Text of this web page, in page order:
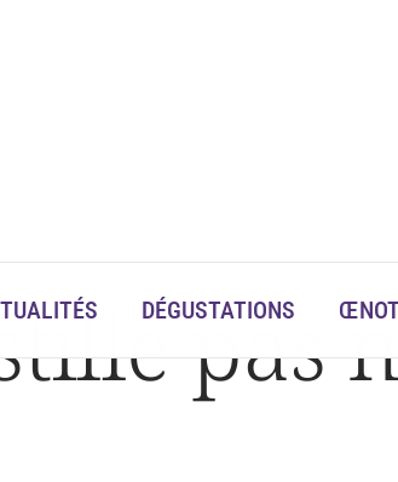
DÉGUSTATIONS
pas mal à Paris…
pas